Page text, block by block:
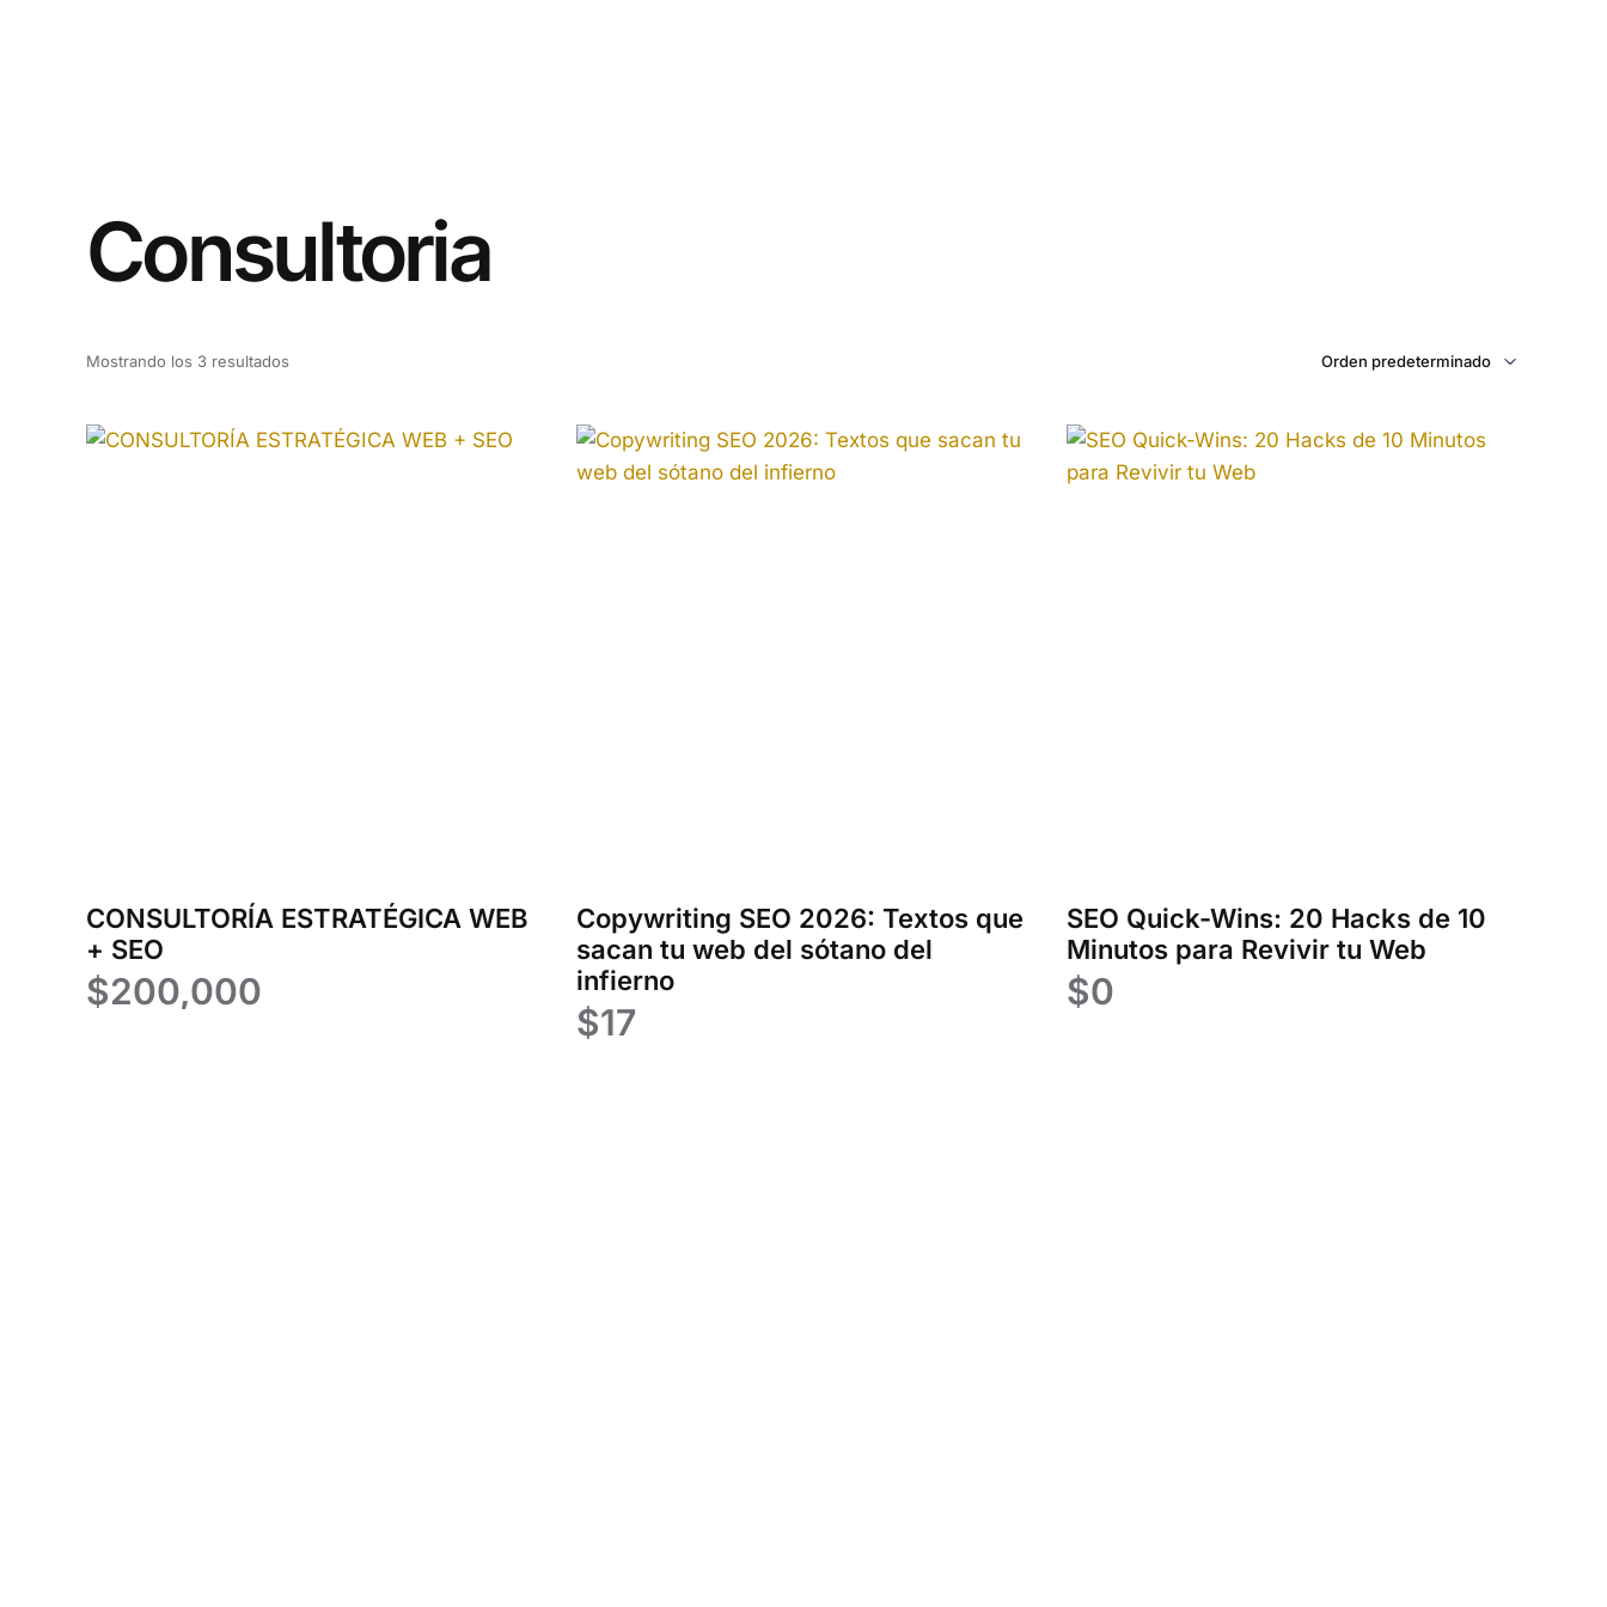
Consultoria
Mostrando los 3 resultados
CONSULTORÍA ESTRATÉGICA WEB
+ SEO
$200,000
Copywriting SEO 2026: Textos que
sacan tu web del sótano del
infierno
$17
SEO Quick-Wins: 20 Hacks de 10
Minutos para Revivir tu Web
$0